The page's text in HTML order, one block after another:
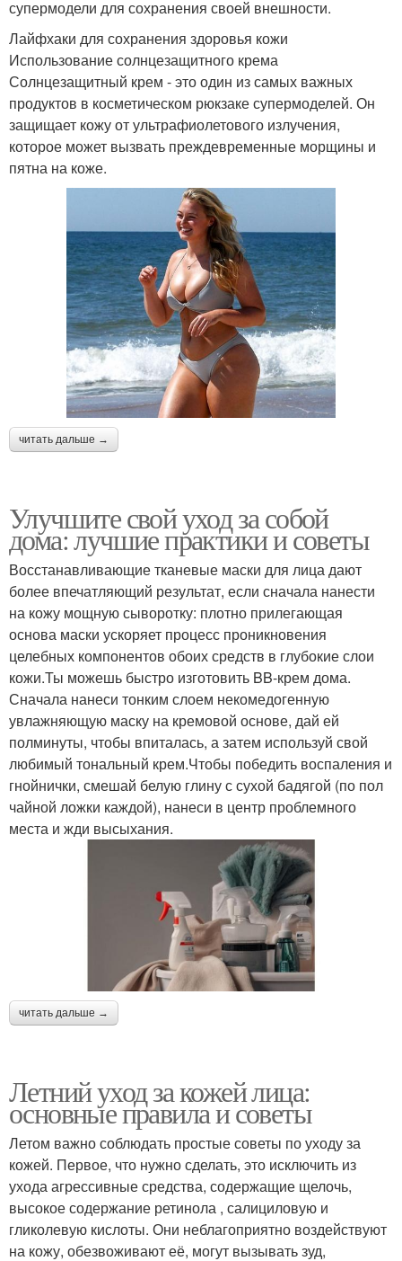
супермодели для сохранения своей внешности.
Лайфхаки для сохранения здоровья кожи
Использование солнцезащитного крема
Солнцезащитный крем - это один из самых важных
продуктов в косметическом рюкзаке супермоделей. Он
защищает кожу от ультрафиолетового излучения,
которое может вызвать преждевременные морщины и
пятна на коже.
читать дальше →
Улучшите свой уход за собой
дома: лучшие практики и советы
Восстанавливающие тканевые маски для лица дают
более впечатляющий результат, если сначала нанести
на кожу мощную сыворотку: плотно прилегающая
основа маски ускоряет процесс проникновения
целебных компонентов обоих средств в глубокие слои
кожи.Ты можешь быстро изготовить BB-крем дома.
Сначала нанеси тонким слоем некомедогенную
увлажняющую маску на кремовой основе, дай ей
полминуты, чтобы впиталась, а затем используй свой
любимый тональный крем.Чтобы победить воспаления и
гнойнички, смешай белую глину с сухой бадягой (по пол
чайной ложки каждой), нанеси в центр проблемного
места и жди высыхания.
читать дальше →
Летний уход за кожей лица:
основные правила и советы
Летом важно соблюдать простые советы по уходу за
кожей. Первое, что нужно сделать, это исключить из
ухода агрессивные средства, содержащие щелочь,
высокое содержание ретинола , салициловую и
гликолевую кислоты. Они неблагоприятно воздействуют
на кожу, обезвоживают её, могут вызывать зуд,